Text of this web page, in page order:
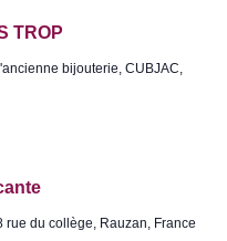
a
t
TROP
bijouterie, CUBJAC,
l
a
rue du collège, Rauzan, France